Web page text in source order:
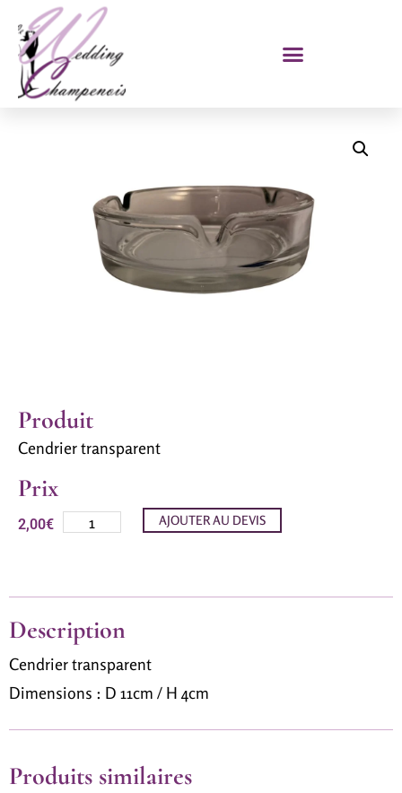
Produit
Cendrier transparent
Prix
2,00€ AJOUTER AU DEVIS
Description
Cendrier transparent
Dimensions : D 11cm / H 4cm
Produits similaires